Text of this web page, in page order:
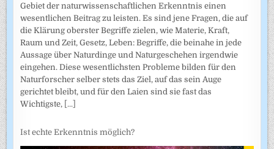
Gebiet der naturwissenschaftlichen Erkenntnis einen
wesentlichen Beitrag zu leisten. Es sind jene Fragen, die auf
die Klärung oberster Begriffe zielen, wie Materie, Kraft,
Raum und Zeit, Gesetz, Leben: Begriffe, die beinahe in jede
Aussage über Naturdinge und Naturgeschehen irgendwie
eingehen. Diese wesentlichsten Probleme bilden für den
Naturforscher selber stets das Ziel, auf das sein Auge
gerichtet bleibt, und für den Laien sind sie fast das
Wichtigste, [...]
Ist echte Erkenntnis möglich?